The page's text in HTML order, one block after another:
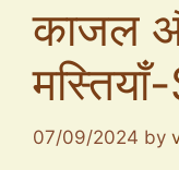
काजल
07/09/2024 by